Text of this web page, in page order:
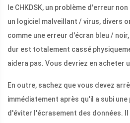
le CHKDSK, un problème d'erreur
un logiciel malveillant / virus, divers
comme une erreur d'écran bleu /
dur est totalement cassé
aidera pas. Vous devriez en acheter
En outre, sachez que vous devez
immédiatement après qu'il a subi
d'éviter l'écrasement des données.